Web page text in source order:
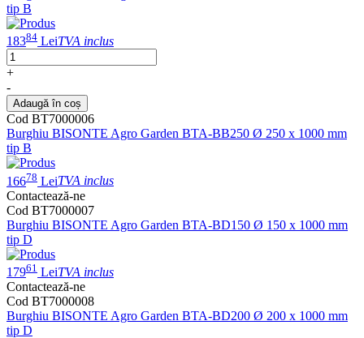
tip B
18384 LeiTVA inclus
+
-
Adaugă în coș
Cod BT7000006
Burghiu BISONTE Agro Garden BTA-BB250 Ø 250 x 1000 mm
tip B
16678 LeiTVA inclus
Contactează-ne
Cod BT7000007
Burghiu BISONTE Agro Garden BTA-BD150 Ø 150 x 1000 mm
tip D
17961 LeiTVA inclus
Contactează-ne
Cod BT7000008
Burghiu BISONTE Agro Garden BTA-BD200 Ø 200 x 1000 mm
tip D